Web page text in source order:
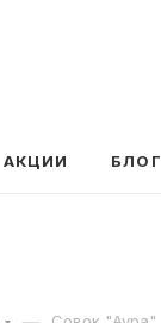
АКЦИИ БЛОГ